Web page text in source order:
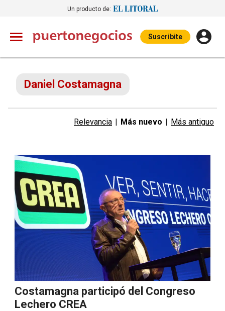
Un producto de:
Suscribite
Daniel Costamagna
Relevancia | Más nuevo | Más antiguo
Costamagna participó del Congreso
Lechero CREA